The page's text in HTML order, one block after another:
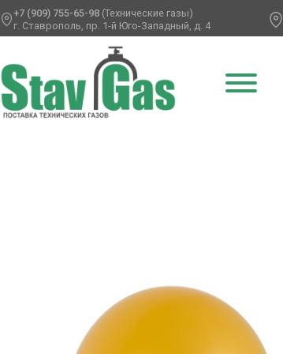
+7 (909) 755-65-98 (Технические газы)
г. Ставрополь, пр. 1-й Юго-Западный, д. 4